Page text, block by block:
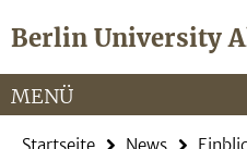
direkt
Inhalt
Berlin University
Service-
Navigation
MENÜ